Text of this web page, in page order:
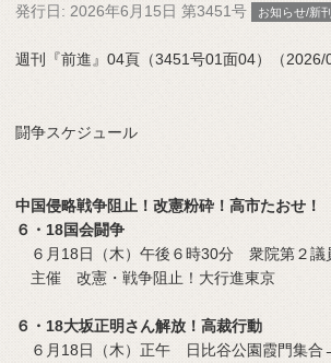
発行日: 2026年6月15日 第3451号 お知らせ/新刊
週刊『前進』04頁（3451号01面04）（2026/
闘争スケジュール
中国侵略戦争阻止！改憲粉砕！高市たおせ！
６・18国会闘争
６月18日（木）午後６時30分 衆院第２議
主催 改憲・戦争阻止！大行進東京
６・18大坂正明さん解放！高裁行動
６月18日（木）正午 日比谷公園霞門集合